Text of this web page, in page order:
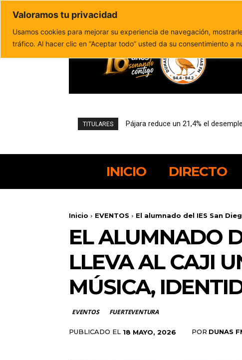
Valoramos tu privacidad
Usamos cookies para mejorar su experiencia de navegación,
tráfico. Al hacer clic en “Aceptar todo” usted da su consentimiento a
Política de privacidad
TITULARES Pájara reduce un 21,4% el
El PSOE canario alerta de nuevos
INICIO DIRECTO
Inicio EVENTOS El alumnado del IES San
EL ALUMNADO
LLEVA AL CAJI
MÚSICA,
EVENTOS FUERTEVENTURA
PUBLICADO EL 18 MAYO, 2026 POR DUNAS